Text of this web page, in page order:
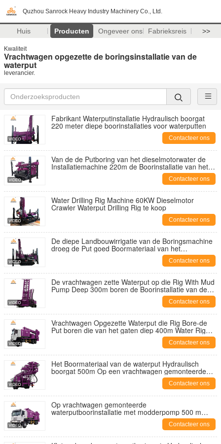
Quzhou Sanrock Heavy Industry Machinery Co., Ltd.
Huis Producten Ongeveer ons Fabrieksreis >>
Kwaliteit
Vrachtwagen opgezette de boringsinstallatie van de
waterput
leverancier.
Fabrikant Waterputinstallatie Hydraulisch boorgat
220 meter diepe boorinstallaties voor waterputten
Contacteer ons
Van de de Putboring van het dieselmotorwater de
Installatiemachine 220m de Boorinstallatie van het
Contacteer ons
Water Drilling Rig Machine 60KW Dieselmotor
Crawler Waterput Drilling Rig te koop
Contacteer ons
De diepe Landbouwirrigatie van de Boringsmachine
droeg de Put goed Boormateriaal van het
Contacteer ons
De vrachtwagen zette Waterput op die Rig With Mud
Pump Deep 300m boren de Boorinstallatie van de
Contacteer ons
Vrachtwagen Opgezette Waterput die Rig Bore-de
Put boren die van het gaten diep 400m Water Rig
Contacteer ons
Het Boormateriaal van de waterput Hydraulisch
boorgat 500m Op een vrachtwagen gemonteerde
Contacteer ons
Op vrachtwagen gemonteerde
waterputboorinstallatie met modderpomp 500 m
Contacteer ons